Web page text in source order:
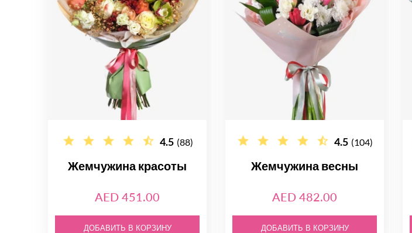
4.5 (88)
Жемчужина красоты
AED 451.00
ДОБАВИТЬ В КОРЗИНУ
4.5 (104)
Жемчужина весны
AED 482.00
ДОБАВИТЬ В КОРЗИНУ